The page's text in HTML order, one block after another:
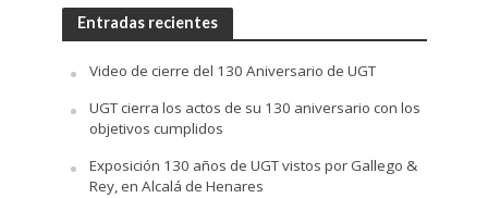
Entradas recientes
Video de cierre del 130 Aniversario de UGT
UGT cierra los actos de su 130 aniversario con los
objetivos cumplidos
Exposición 130 años de UGT vistos por Gallego &
Rey, en Alcalá de Henares